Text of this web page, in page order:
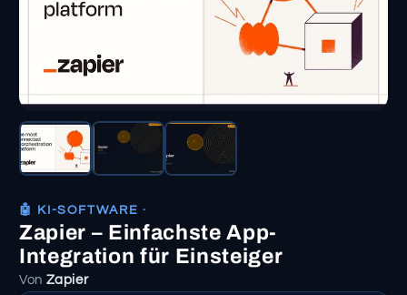
🤖 KI-SOFTWARE ·
Zapier – Einfachste App-
Integration für Einsteiger
Von Zapier